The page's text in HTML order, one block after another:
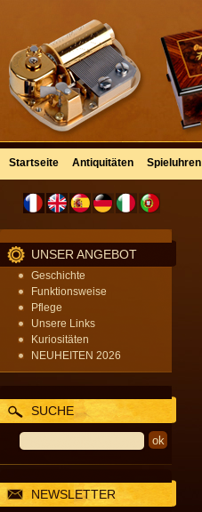
Startseite Antiquitäten Spieluhren
UNSER ANGEBOT
Geschichte
Funktionsweise
Pflege
Unsere Links
Kuriositäten
NEUHEITEN 2026
SUCHE
NEWSLETTER